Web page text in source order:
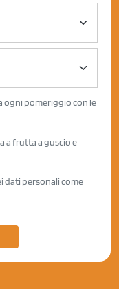
ogni pomeriggio con le
a frutta a guscio e
dati personali come